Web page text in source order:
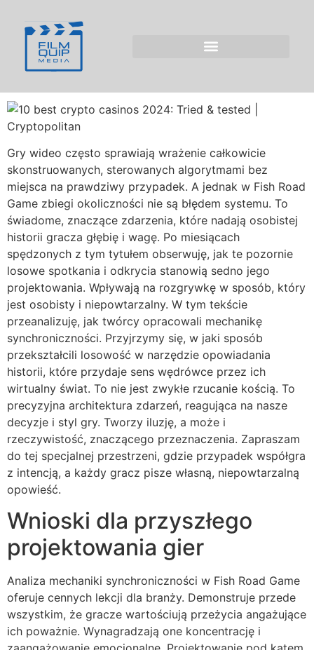
okoliczności w Fish
Road Game
Gry wideo często sprawiają wrażenie całkowicie
skonstruowanych, sterowanych algorytmami bez
miejsca na prawdziwy przypadek. A jednak w Fish Road
Game zbiegi okoliczności nie są błędem systemu. To
świadome, znaczące zdarzenia, które nadają osobistej
historii gracza głębię i wagę. Po miesiącach
spędzonych z tym tytułem obserwuję, jak te pozornie
losowe spotkania i odkrycia stanowią sedno jego
projektowania. Wpływają na rozgrywkę w sposób, który
jest osobisty i niepowtarzalny. W tym tekście
przeanalizuję, jak twórcy opracowali mechanikę
synchroniczności. Przyjrzymy się, w jaki sposób
przekształcili losowość w narzędzie opowiadania
historii, które przydaje sens wędrówce przez ich
wirtualny świat. To nie jest zwykłe rzucanie kością. To
precyzyjna architektura zdarzeń, reagująca na nasze
decyzje i styl gry. Tworzy iluzję, a może i
rzeczywistość, znaczącego przeznaczenia. Zapraszam
do tej specjalnej przestrzeni, gdzie przypadek współgra
z intencją, a każdy gracz pisze własną, niepowtarzalną
opowieść.
Wnioski dla przyszłego
projektowania gier
Analiza mechaniki synchroniczności w Fish Road Game
oferuje cennych lekcji dla branży. Demonstruje przede
wszystkim, że gracze wartościują przeżycia angażujące
ich poważnie. Wynagradzają one koncentrację i